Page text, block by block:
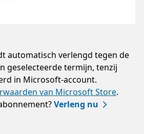
automatisch verlengd tegen de
geselecteerde termijn, tenzij
in Microsoft-account.
van Microsoft Store.
Verleng nu